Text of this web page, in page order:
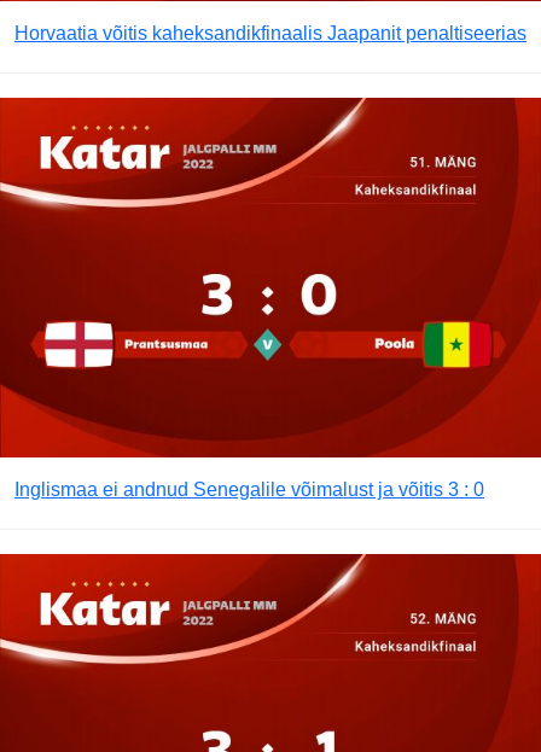
Horvaatia võitis kaheksandikfinaalis Jaapanit penaltiseerias
Inglismaa ei andnud Senegalile võimalust ja võitis 3 : 0